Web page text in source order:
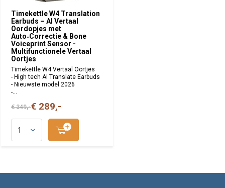
Timekettle W4 Translation
Earbuds – AI Vertaal
Oordopjes met
Auto‑Correctie & Bone
Voiceprint Sensor -
Multifunctionele Vertaal
Oortjes
Timekettle W4 Vertaal Oortjes
- High tech AI Translate Earbuds
- Nieuwste model 2026
-...
€ 349,-€ 289,-